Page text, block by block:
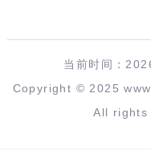
当前时间：
Copyright © 2025
All rights